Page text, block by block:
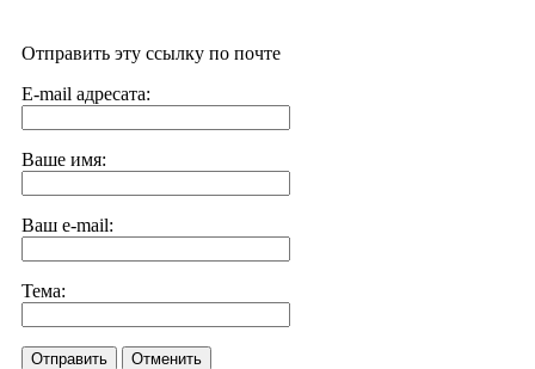
Отправить эту ссылку по почте
E-mail адресата:
Ваше имя:
Ваш e-mail:
Тема:
Отправить Отменить